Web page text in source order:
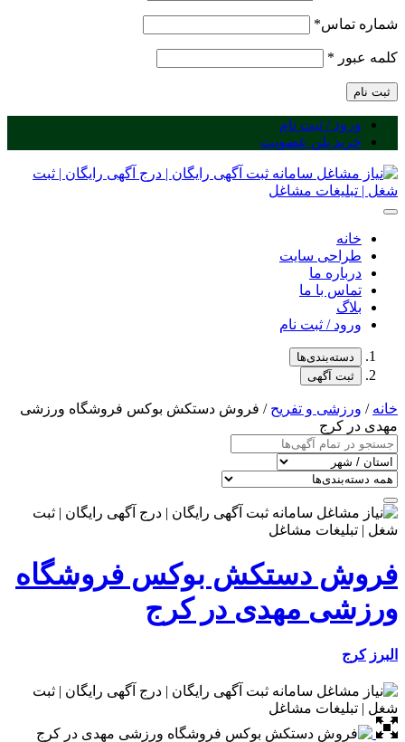
شماره تماس*
کلمه عبور *
ثبت نام
ورود / ثبت نام
خرید پلن عضویت
خانه
طراحی سایت
درباره ما
تماس با ما
بلاگ
ورود / ثبت نام
دسته‌بندی‌ها
ثبت آگهی
خانه/ ورزشی و تفریح/ فروش دستکش بوکس فروشگاه ورزشی
مهدی در کرج
فروش دستکش بوکس فروشگاه
ورزشی مهدی در کرج
البرز کرج